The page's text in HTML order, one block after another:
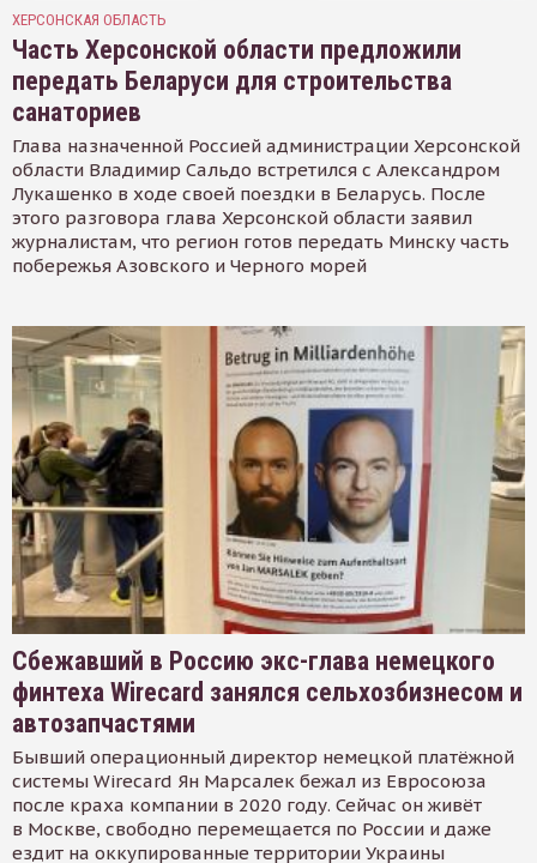
ХЕРСОНСКАЯ ОБЛАСТЬ
Часть Херсонской области предложили
передать Беларуси для строительства
санаториев
Глава назначенной Россией администрации Херсонской
области Владимир Сальдо встретился с Александром
Лукашенко в ходе своей поездки в Беларусь. После
этого разговора глава Херсонской области заявил
журналистам, что регион готов передать Минску часть
побережья Азовского и Черного морей
Сбежавший в Россию экс-глава немецкого
финтеха Wirecard занялся сельхозбизнесом и
автозапчастями
Бывший операционный директор немецкой платёжной
системы Wirecard Ян Марсалек бежал из Евросоюза
после краха компании в 2020 году. Сейчас он живёт
в Москве, свободно перемещается по России и даже
ездит на оккупированные территории Украины